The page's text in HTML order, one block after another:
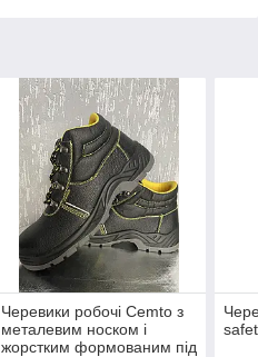
Черевики робочі Cemto з
металевим носком і
жорстким формованим під